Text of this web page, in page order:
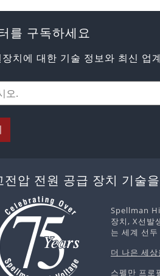
를 구독하세요
치에 대한 기술 정보와 최신 업
전압 전원 공급 장치 기술
Spellman
장치, X선
는 세계 선
더 나은 세
스펠만 프로